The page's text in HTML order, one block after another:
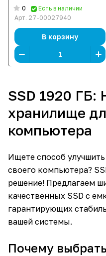
ГБ, 3.5", SAS, чтение: 550
МБ/с, запись: 500 МБ/с]
0
Есть в наличии
Арт. 27-00027940
В корзину
SSD 1920 ГБ:
хранилище
компьютера
Ищете способ
своего компьютера?
решение! Предлагаем
качественных SSD с
гарантирующих
вашей системы.
Почему